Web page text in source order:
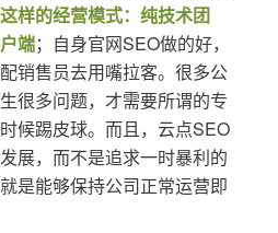
样的经营模式：纯技术团
端；自身官网SEO做的好，
销售员去用嘴拉客。很多公
很多问题，才需要所谓的专
候踢皮球。而且，云点SEO
展，而不是追求一时暴利的
是能够保持公司正常运营即